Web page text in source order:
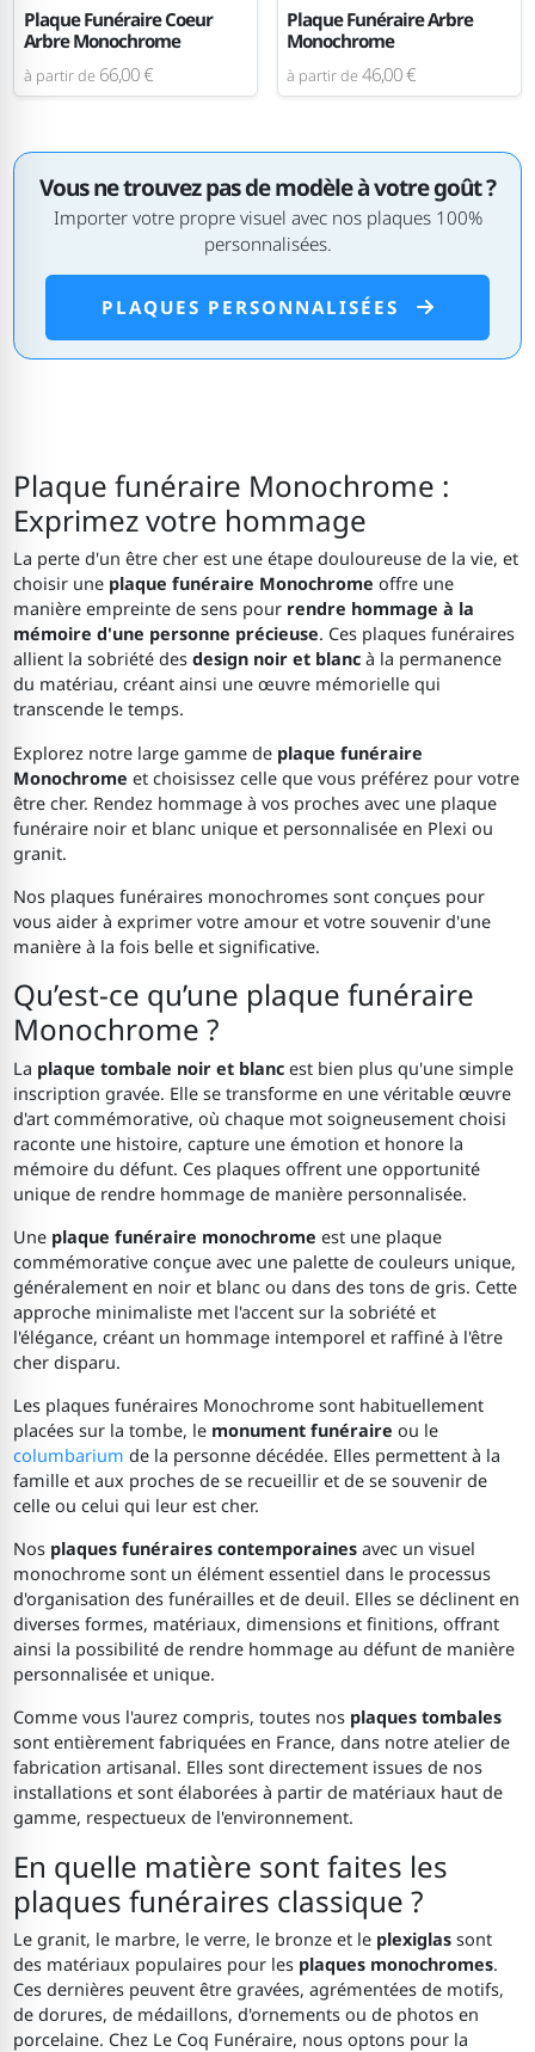
Plaque Funéraire Coeur
Arbre Monochrome
à partir de 66,00 €
Plaque Funéraire Arbre
Monochrome
à partir de46,00 €
Vous ne trouvez pas de modèle à votre goût ?
Importer votre propre visuel avec nos plaques 100%
personnalisées.
PLAQUES PERSONNALISÉES
Plaque funéraire Monochrome :
Exprimez votre hommage
La perte d'un être cher est une étape douloureuse de la vie, et
choisir une plaque funéraire Monochrome offre une
manière empreinte de sens pour rendre hommage à la
mémoire d'une personne précieuse. Ces plaques funéraires
allient la sobriété desdesign noir et blanc à la permanence
du matériau, créant ainsi une œuvre mémorielle qui
transcende le temps.
Explorez notre large gamme de plaque funéraire
Monochromeet choisissez celle que vous préférez pour votre
être cher. Rendez hommage à vos proches avec une plaque
funéraire noir et blanc unique et personnalisée en Plexi ou
granit.
Nos plaques funéraires monochromes sont conçues pour
vous aider à exprimer votre amour et votre souvenir d'une
manière à la fois belle et significative.
Qu’est-ce qu’une plaque funéraire
Monochrome ?
La plaque tombale noir et blancest bien plus qu'une simple
inscription gravée. Elle se transforme en une véritable œuvre
d'art commémorative, où chaque mot soigneusement choisi
raconte une histoire, capture une émotion et honore la
mémoire du défunt. Ces plaques offrent une opportunité
unique de rendre hommage de manière personnalisée.
Une plaque funéraire monochrome est une plaque
commémorative conçue avec une palette de couleurs unique,
généralement en noir et blanc ou dans des tons de gris. Cette
approche minimaliste met l'accent sur la sobriété et
l'élégance, créant un hommage intemporel et raffiné à l'être
cher disparu.
Les plaques funéraires Monochrome sont habituellement
placées sur la tombe, le monument funéraireou le
columbariumde la personne décédée. Elles permettent à la
famille et aux proches de se recueillir et de se souvenir de
celle ou celui qui leur est cher.
Nos plaques funéraires contemporainesavec un visuel
monochrome sont un élément essentiel dans le processus
d'organisation des funérailles et de deuil. Elles se déclinent en
diverses formes, matériaux, dimensions et finitions, offrant
ainsi la possibilité de rendre hommage au défunt de manière
personnalisée et unique.
Comme vous l'aurez compris, toutes nos plaques tombales
sont entièrement fabriquées en France, dans notre atelier de
fabrication artisanal. Elles sont directement issues de nos
installations et sont élaborées à partir de matériaux haut de
gamme, respectueux de l'environnement.
En quelle matière sont faites les
plaques funéraires classique ?
Le granit, le marbre, le verre, le bronze et le plexiglassont
des matériaux populaires pour les plaques monochromes.
Ces dernières peuvent être gravées, agrémentées de motifs,
de dorures, de médaillons, d'ornements ou de photos en
porcelaine. Chez Le Coq Funéraire, nous optons pour la